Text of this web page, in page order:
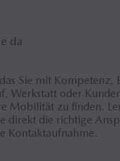
da
Sie mit Kompetenz,
Werkstatt oder
Mobilität zu finden.
direkt die richtige
Kontaktaufnahme.